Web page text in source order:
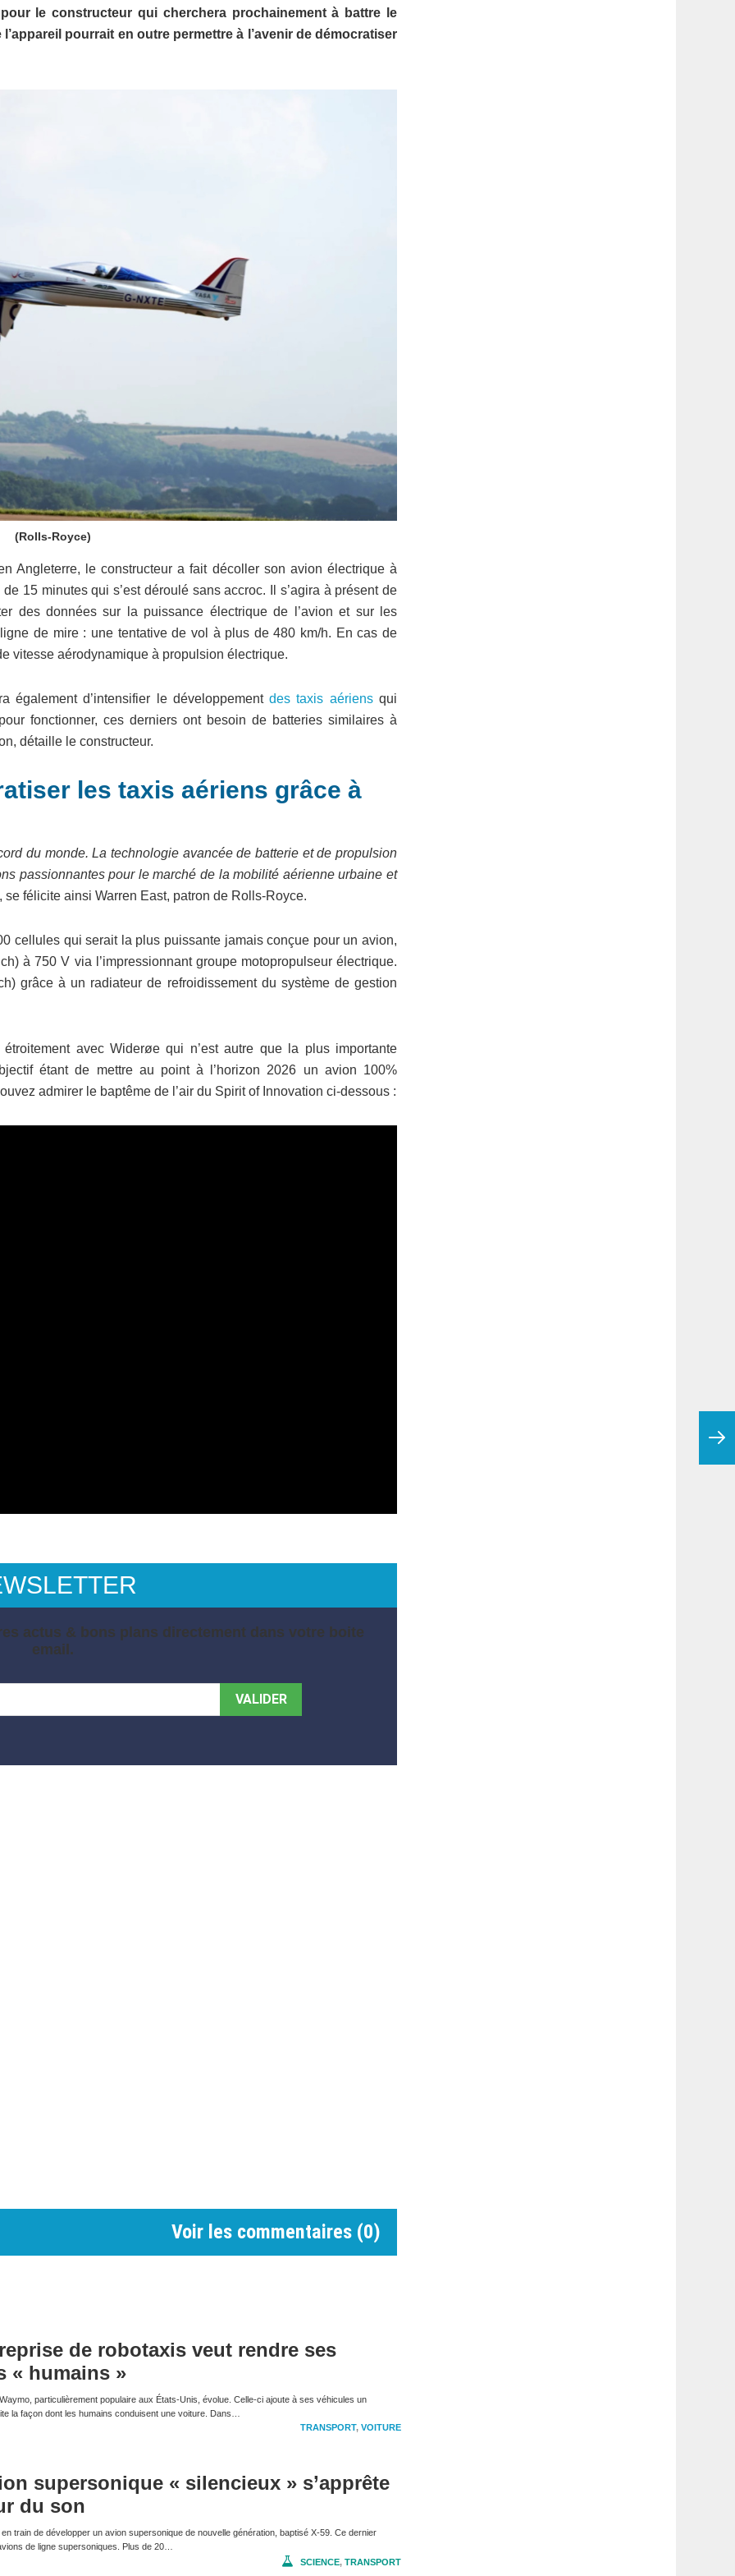
le constructeur qui cherchera prochainement à battre le
pourrait en outre permettre à l’avenir de démocratiser
(Rolls-Royce)
Angleterre, le constructeur a fait décoller son avion électrique à
15 minutes qui s’est déroulé sans accroc. Il s’agira à présent de
des données sur la puissance électrique de l’avion et sur les
de mire : une tentative de vol à plus de 480 km/h. En cas de
vitesse aérodynamique à propulsion électrique.
également d’intensifier le développementdes taxis aériensqui
fonctionner, ces derniers ont besoin de batteries similaires à
détaille le constructeur.
les taxis aériens grâce à
du monde. La technologie avancée de batterie et de propulsion
passionnantes pour le marché de la mobilité aérienne urbaine et
, se félicite ainsi Warren East, patron de Rolls-Royce.
cellules qui serait la plus puissante jamais conçue pour un avion,
à 750 V via l’impressionnant groupe motopropulseur électrique.
grâce à un radiateur de refroidissement du système de gestion
avec Widerøe qui n’est autre que la plus importante
étant de mettre au point à l’horizon 2026 un avion 100%
admirer le baptême de l’air du Spirit of Innovation ci-dessous :
actus & bons plans directement dans votre boite
email.
Voir les commentaires (0)
de robotaxis veut rendre ses
« humains »
particulièrement populaire aux États-Unis, évolue. Celle-ci ajoute à ses véhicules un
la façon dont les humains conduisent une voiture. Dans…
TRANSPORT, VOITURE
supersonique « silencieux » s’apprête
du son
en train de développer un avion supersonique de nouvelle génération, baptisé X-59. Ce dernier
de ligne supersoniques. Plus de 20…
SCIENCE, TRANSPORT